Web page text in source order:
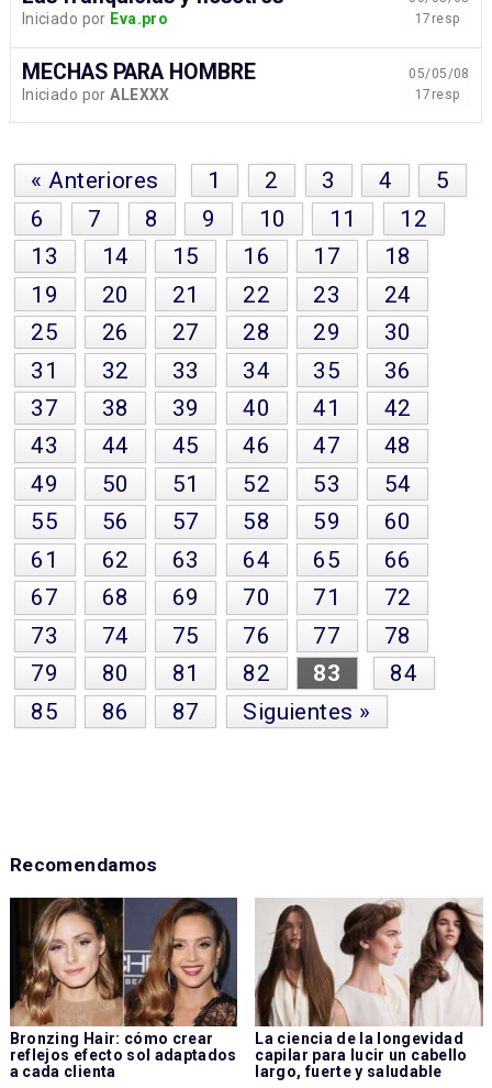
17resp
Iniciado por Eva.pro
05/05/08
17resp
MECHAS PARA HOMBRE
Iniciado porALEXXX
« Anteriores 1 2 3 4
5
6
7 8 9 10 11
12
13
14 15 16 17
18
19
20 21 22 23
24
25
26 27 28 29
30
31
32 33 34 35
36
37
38 39 40 41
42
43
44 45 46 47
48
49
50 51 52 53
54
55
56 57 58 59
60
61
62 63 64 65
66
67
68 69 70 71
72
73
74 75 76 77
78
79
80 81 82 83
84
85
86 87 Siguientes »
Recomendamos
Bronzing Hair: cómo crear
reflejos efecto sol adaptados
a cada clienta
La ciencia de la longevidad
capilar para lucir un cabello
largo, fuerte y saludable